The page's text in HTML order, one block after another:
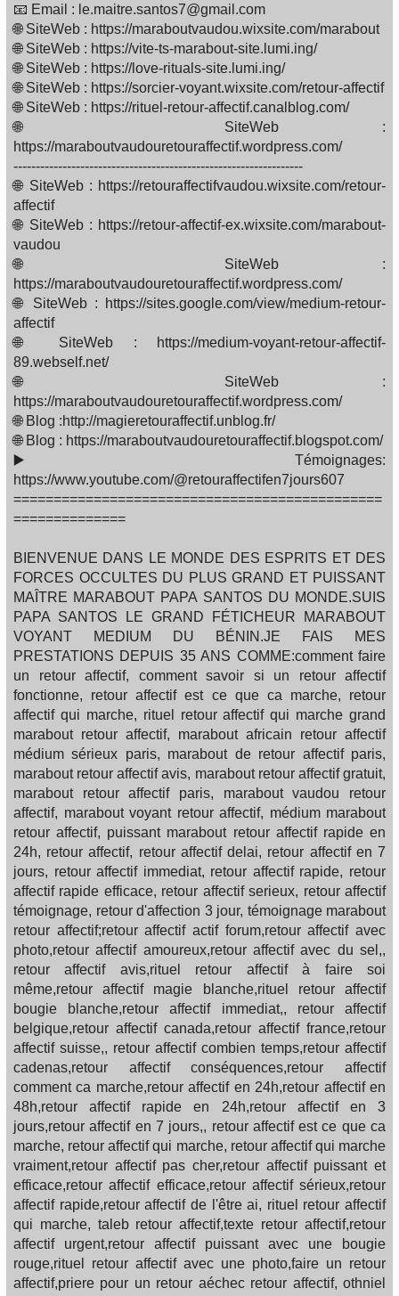
📧 Email : le.maitre.santos7@gmail.com
🌐 SiteWeb : https://maraboutvaudou.wixsite.com/marabout
🌐 SiteWeb : https://vite-ts-marabout-site.lumi.ing/
🌐 SiteWeb : https://love-rituals-site.lumi.ing/
🌐 SiteWeb : https://sorcier-voyant.wixsite.com/retour-affectif
🌐 SiteWeb : https://rituel-retour-affectif.canalblog.com/
🌐 SiteWeb :
https://maraboutvaudouretouraffectif.wordpress.com/
-----------------------------------------------------------------
🌐 SiteWeb : https://retouraffectifvaudou.wixsite.com/retour-
affectif
🌐 SiteWeb : https://retour-affectif-ex.wixsite.com/marabout-
vaudou
🌐 SiteWeb :
https://maraboutvaudouretouraffectif.wordpress.com/
🌐 SiteWeb : https://sites.google.com/view/medium-retour-
affectif
🌐 SiteWeb : https://medium-voyant-retour-affectif-
89.webself.net/
🌐 SiteWeb :
https://maraboutvaudouretouraffectif.wordpress.com/
🌐 Blog :http://magieretouraffectif.unblog.fr/
🌐 Blog : https://maraboutvaudouretouraffectif.blogspot.com/
▶️ Témoignages:
https://www.youtube.com/@retouraffectifen7jours607
==============================================
==============
BIENVENUE DANS LE MONDE DES ESPRITS ET DES
FORCES OCCULTES DU PLUS GRAND ET PUISSANT
MAÎTRE MARABOUT PAPA SANTOS DU MONDE.SUIS
PAPA SANTOS LE GRAND FÉTICHEUR MARABOUT
VOYANT MEDIUM DU BÉNIN.JE FAIS MES
PRESTATIONS DEPUIS 35 ANS COMME:comment faire
un retour affectif, comment savoir si un retour affectif
fonctionne, retour affectif est ce que ca marche, retour
affectif qui marche, rituel retour affectif qui marche grand
marabout retour affectif, marabout africain retour affectif
médium sérieux paris, marabout de retour affectif paris,
marabout retour affectif avis, marabout retour affectif gratuit,
marabout retour affectif paris, marabout vaudou retour
affectif, marabout voyant retour affectif, médium marabout
retour affectif, puissant marabout retour affectif rapide en
24h, retour affectif, retour affectif delai, retour affectif en 7
jours, retour affectif immediat, retour affectif rapide, retour
affectif rapide efficace, retour affectif serieux, retour affectif
témoignage, retour d'affection 3 jour, témoignage marabout
retour affectif;retour affectif actif forum,retour affectif avec
photo,retour affectif amoureux,retour affectif avec du sel,,
retour affectif avis,rituel retour affectif à faire soi
même,retour affectif magie blanche,rituel retour affectif
bougie blanche,retour affectif immediat,, retour affectif
belgique,retour affectif canada,retour affectif france,retour
affectif suisse,, retour affectif combien temps,retour affectif
cadenas,retour affectif conséquences,retour affectif
comment ca marche,retour affectif en 24h,retour affectif en
48h,retour affectif rapide en 24h,retour affectif en 3
jours,retour affectif en 7 jours,, retour affectif est ce que ca
marche, retour affectif qui marche, retour affectif qui marche
vraiment,retour affectif pas cher,retour affectif puissant et
efficace,retour affectif efficace,retour affectif sérieux,retour
affectif rapide,retour affectif de l'être ai, rituel retour affectif
qui marche, taleb retour affectif,texte retour affectif,retour
affectif urgent,retour affectif puissant avec une bougie
rouge,rituel retour affectif avec une photo,faire un retour
affectif,priere pour un retour aéchec retour affectif, othniel